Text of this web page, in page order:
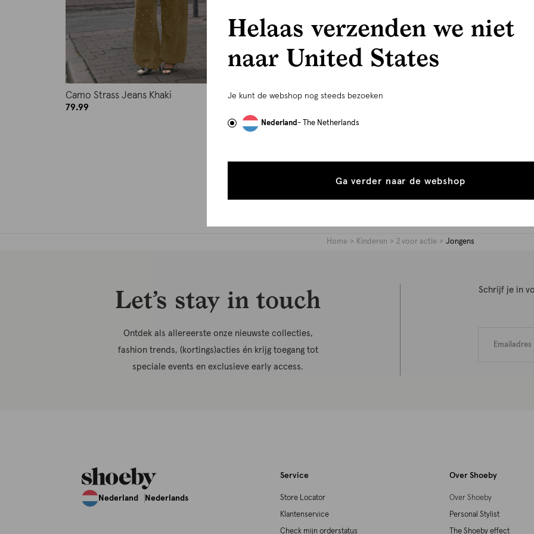
Camo Strass Jeans Khaki
79.99
-20% extra vanaf 3 items
oversized fit
Oversized Blazer Gebroken Wit
Home Kinderen 2 voor actie Jongens
Let’s stay in touch
Ontdek als allereerste onze nieuwste collecties,
fashion trends, (kortings)acties én krijg toegang tot
speciale events en exclusieve early access.
Schrijf je in
Nederland Nederlands
Service
Store Locator
Klantenservice
Check mijn orderstatus
Over Shoeby
Over Shoeby
Personal Stylist
The Shoeby effect
Helaas verzenden we niet
naar United States
Je kunt de webshop nog steeds bezoeken
Nederland- The Netherlands
Ga verder naar de webshop